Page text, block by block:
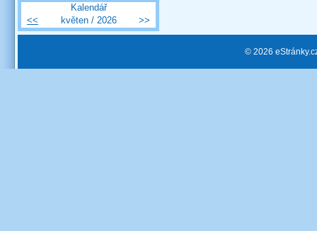
Kalendář
<<
květen / 2026 >>
© 2026